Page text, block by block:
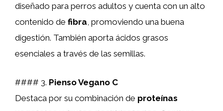
diseñado para perros adultos y cuenta con un alto
contenido de fibra, promoviendo una buena
digestión. También aporta ácidos grasos
esenciales a través de las semillas.
#### 3. Pienso Vegano C
Destaca por su combinación de proteínas